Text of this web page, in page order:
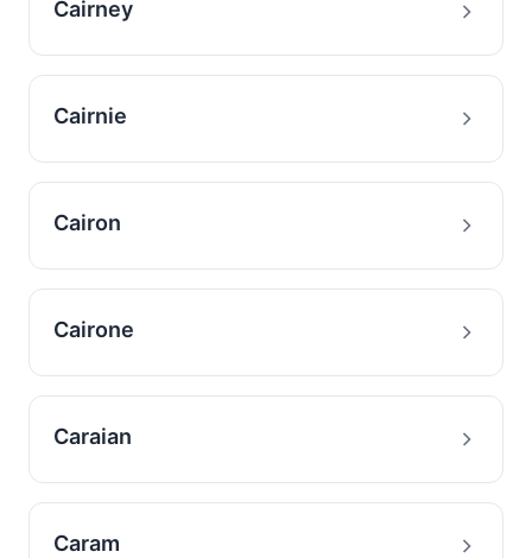
Cairney
Cairnie
Cairon
Cairone
Caraian
Caram